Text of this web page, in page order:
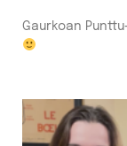
Gaurkoan